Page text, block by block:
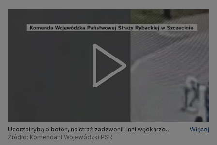
Uderzał rybą o beton, na straż zadzwonili inni wędkarze
(fragment nagrania)
Więcej
Źródło: Komendant Wojewódzki PSR